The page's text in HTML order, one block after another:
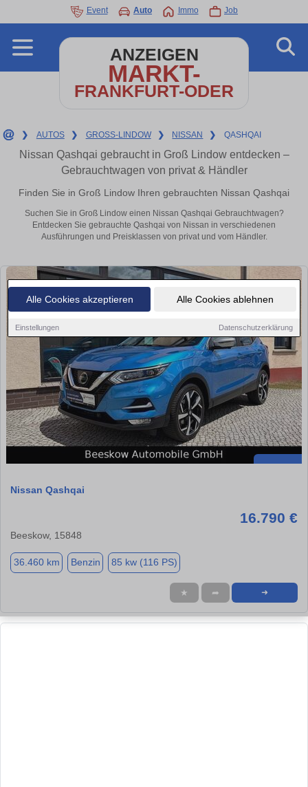
Alle Cookies akzeptieren Alle Cookies ablehnen
Einstellungen Datenschutzerklärung
Event Auto Immo Job
ANZEIGEN
MARKT-
FRANKFURT-ODER
❯ AUTOS ❯ GROSS-LINDOW ❯ NISSAN ❯ QASHQAI
Nissan Qashqai gebraucht in Groß Lindow entdecken –
Gebrauchtwagen von privat & Händler
Finden Sie in Groß Lindow Ihren gebrauchten Nissan Qashqai
Suchen Sie in Groß Lindow einen Nissan Qashqai Gebrauchtwagen?
Entdecken Sie gebrauchte Qashqai von Nissan in verschiedenen
Ausführungen und Preisklassen von privat und vom Händler.
Nissan Qashqai
16.790 €
Beeskow, 15848
36.460 km Benzin 85 kw (116 PS)
★ ➦ ➜